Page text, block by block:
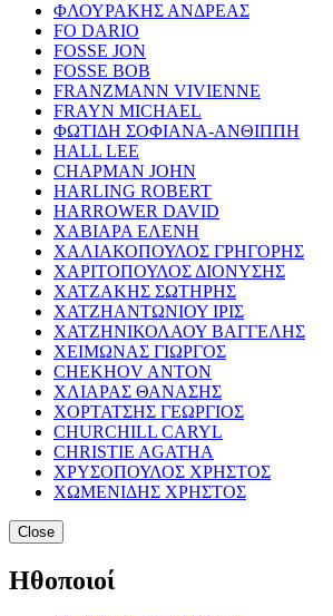
ΦΛΟΥΡΑΚΗΣ ΑΝΔΡΕΑΣ
FO DARIO
FOSSE JON
FOSSE BOB
FRANZMANN VIVIENNE
FRAYN MICHAEL
ΦΩΤΙΔΗ ΣΟΦΙΑΝΑ-ΑΝΘΙΠΠΗ
HALL LEE
CHAPMAN JOHN
HARLING ROBERT
HARROWER DAVID
ΧΑΒΙΑΡΑ ΕΛΕΝΗ
ΧΑΛΙΑΚΟΠΟΥΛΟΣ ΓΡΗΓΟΡΗΣ
ΧΑΡΙΤΟΠΟΥΛΟΣ ΔΙΟΝΥΣΗΣ
ΧΑΤΖΑΚΗΣ ΣΩΤΗΡΗΣ
ΧΑΤΖΗΑΝΤΩΝΙΟΥ ΙΡΙΣ
ΧΑΤΖΗΝΙΚΟΛΑΟΥ ΒΑΓΓΕΛΗΣ
ΧΕΙΜΩΝΑΣ ΓΙΩΡΓΟΣ
CHEKHOV ANTON
ΧΛΙΑΡΑΣ ΘΑΝΑΣΗΣ
ΧΟΡΤΑΤΣΗΣ ΓΕΩΡΓΙΟΣ
CHURCHILL CARYL
CHRISTIE AGATHA
ΧΡΥΣΟΠΟΥΛΟΣ ΧΡΗΣΤΟΣ
ΧΩΜΕΝΙΔΗΣ ΧΡΗΣΤΟΣ
Close
Ηθοποιοί